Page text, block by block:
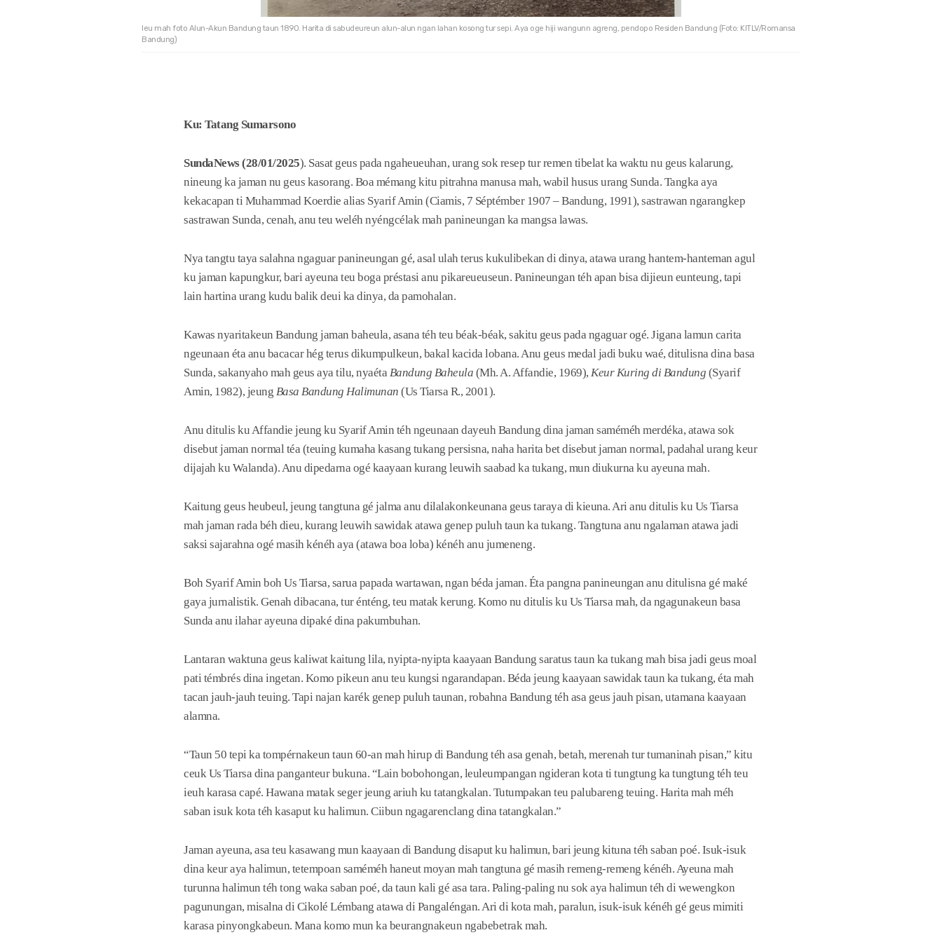
Ieu mah foto Alun-Akun Bandung taun 1890. Harita di sabudeureun alun-alun ngan lahan kosong tur sepi. Aya oge hiji wangunn agreng, pendopo Residen Bandung (Foto: KITLV/Romansa
Bandung)
Ku: Tatang Sumarsono
SundaNews (28/01/2025). Sasat geus pada ngaheueuhan, urang sok resep tur remen tibelat ka waktu nu geus kalarung,
nineung ka jaman nu geus kasorang. Boa mémang kitu pitrahna manusa mah, wabil husus urang Sunda. Tangka aya
kekacapan ti Muhammad Koerdie alias Syarif Amin (Ciamis, 7 Séptémber 1907 – Bandung, 1991), sastrawan ngarangkep
sastrawan Sunda, cenah, anu teu weléh nyéngcélak mah panineungan ka mangsa lawas.
Nya tangtu taya salahna ngaguar panineungan gé, asal ulah terus kukulibekan di dinya, atawa urang hantem-hanteman agul
ku jaman kapungkur, bari ayeuna teu boga préstasi anu pikareueuseun. Panineungan téh apan bisa dijieun eunteung, tapi
lain hartina urang kudu balik deui ka dinya, da pamohalan.
Kawas nyaritakeun Bandung jaman baheula, asana téh teu béak-béak, sakitu geus pada ngaguar ogé. Jigana lamun carita
ngeunaan éta anu bacacar hég terus dikumpulkeun, bakal kacida lobana. Anu geus medal jadi buku waé, ditulisna dina basa
Sunda, sakanyaho mah geus aya tilu, nyaéta Bandung Baheula (Mh. A. Affandie, 1969), Keur Kuring di Bandung (Syarif
Amin, 1982), jeung Basa Bandung Halimunan (Us Tiarsa R., 2001).
Anu ditulis ku Affandie jeung ku Syarif Amin téh ngeunaan dayeuh Bandung dina jaman saméméh merdéka, atawa sok
disebut jaman normal téa (teuing kumaha kasang tukang persisna, naha harita bet disebut jaman normal, padahal urang keur
dijajah ku Walanda). Anu dipedarna ogé kaayaan kurang leuwih saabad ka tukang, mun diukurna ku ayeuna mah.
Kaitung geus heubeul, jeung tangtuna gé jalma anu dilalakonkeunana geus taraya di kieuna. Ari anu ditulis ku Us Tiarsa
mah jaman rada béh dieu, kurang leuwih sawidak atawa genep puluh taun ka tukang. Tangtuna anu ngalaman atawa jadi
saksi sajarahna ogé masih kénéh aya (atawa boa loba) kénéh anu jumeneng.
Boh Syarif Amin boh Us Tiarsa, sarua papada wartawan, ngan béda jaman. Éta pangna panineungan anu ditulisna gé maké
gaya jurnalistik. Genah dibacana, tur énténg, teu matak kerung. Komo nu ditulis ku Us Tiarsa mah, da ngagunakeun basa
Sunda anu ilahar ayeuna dipaké dina pakumbuhan.
Lantaran waktuna geus kaliwat kaitung lila, nyipta-nyipta kaayaan Bandung saratus taun ka tukang mah bisa jadi geus moal
pati témbrés dina ingetan. Komo pikeun anu teu kungsi ngarandapan. Béda jeung kaayaan sawidak taun ka tukang, éta mah
tacan jauh-jauh teuing. Tapi najan karék genep puluh taunan, robahna Bandung téh asa geus jauh pisan, utamana kaayaan
alamna.
“Taun 50 tepi ka tompérnakeun taun 60-an mah hirup di Bandung téh asa genah, betah, merenah tur tumaninah pisan,” kitu
ceuk Us Tiarsa dina panganteur bukuna. “Lain bobohongan, leuleumpangan ngideran kota ti tungtung ka tungtung téh teu
ieuh karasa capé. Hawana matak seger jeung ariuh ku tatangkalan. Tutumpakan teu palubareng teuing. Harita mah méh
saban isuk kota téh kasaput ku halimun. Ciibun ngagarenclang dina tatangkalan.”
Jaman ayeuna, asa teu kasawang mun kaayaan di Bandung disaput ku halimun, bari jeung kituna téh saban poé. Isuk-isuk
dina keur aya halimun, tetempoan saméméh haneut moyan mah tangtuna gé masih remeng-remeng kénéh. Ayeuna mah
turunna halimun téh tong waka saban poé, da taun kali gé asa tara. Paling-paling nu sok aya halimun téh di wewengkon
pagunungan, misalna di Cikolé Lémbang atawa di Pangaléngan. Ari di kota mah, paralun, isuk-isuk kénéh gé geus mimiti
karasa pinyongkabeun. Mana komo mun ka beurangnakeun ngabebetrak mah.